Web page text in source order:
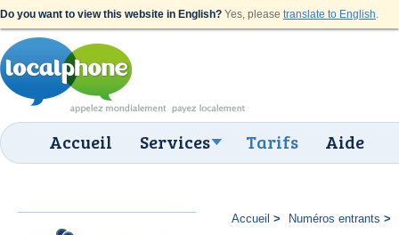
Do you want to view this website in English? Yes, please translate to English.
Accueil Services Tarifs Aide
Accueil Numéros entrants